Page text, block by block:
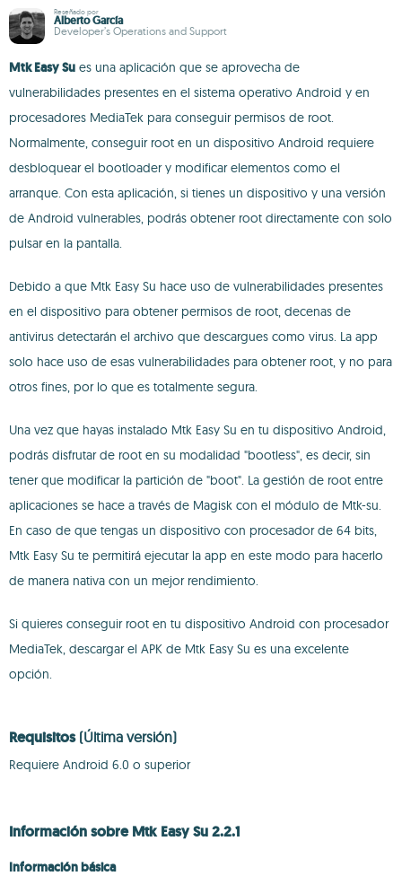
Reseñado por
Alberto García
Developer’s Operations and Support
Mtk Easy Su es una aplicación que se aprovecha de
vulnerabilidades presentes en el sistema operativo Android y en
procesadores MediaTek para conseguir permisos de root.
Normalmente, conseguir root en un dispositivo Android requiere
desbloquear el bootloader y modificar elementos como el
arranque. Con esta aplicación, si tienes un dispositivo y una versión
de Android vulnerables, podrás obtener root directamente con solo
pulsar en la pantalla.
Debido a que Mtk Easy Su hace uso de vulnerabilidades presentes
en el dispositivo para obtener permisos de root, decenas de
antivirus detectarán el archivo que descargues como virus. La app
solo hace uso de esas vulnerabilidades para obtener root, y no para
otros fines, por lo que es totalmente segura.
Una vez que hayas instalado Mtk Easy Su en tu dispositivo Android,
podrás disfrutar de root en su modalidad "bootless", es decir, sin
tener que modificar la partición de "boot". La gestión de root entre
aplicaciones se hace a través de Magisk con el módulo de Mtk-su.
En caso de que tengas un dispositivo con procesador de 64 bits,
Mtk Easy Su te permitirá ejecutar la app en este modo para hacerlo
de manera nativa con un mejor rendimiento.
Si quieres conseguir root en tu dispositivo Android con procesador
MediaTek, descargar el APK de Mtk Easy Su es una excelente
opción.
Requisitos (Última versión)
Requiere Android 6.0 o superior
Información sobre Mtk Easy Su 2.2.1
Información básica